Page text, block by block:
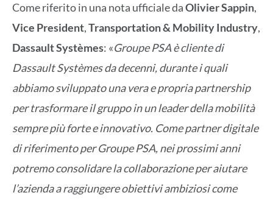
Come riferito in una nota ufficiale daOlivier Sappin,
Vice President,Transportation& Mobility Industry,
Dassault Systèmes: «Groupe PSA è cliente di
Dassault Systèmes da decenni, durante i quali
abbiamo sviluppato una vera e propria partnership
per trasformare il gruppo in un leader della mobilità
sempre più forte e innovativo. Come partner digitale
di riferimento per Groupe PSA, nei prossimi anni
potremo consolidare la collaborazione per aiutare
l’azienda a raggiungere obiettivi ambiziosi come